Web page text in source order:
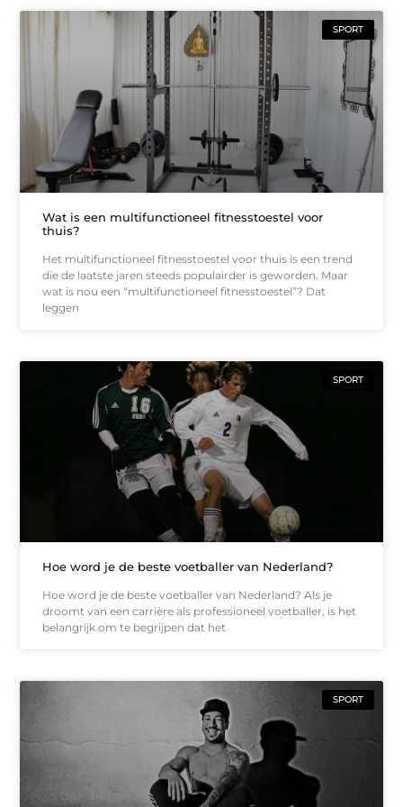
SPORT
Wat is een multifunctioneel fitnesstoestel voor
thuis?
Het multifunctioneel fitnesstoestel voor thuis is een trend
die de laatste jaren steeds populairder is geworden. Maar
wat is nou een “multifunctioneel fitnesstoestel”? Dat
leggen
SPORT
Hoe word je de beste voetballer van Nederland?
Hoe word je de beste voetballer van Nederland? Als je
droomt van een carrière als professioneel voetballer, is het
belangrijk om te begrijpen dat het
SPORT